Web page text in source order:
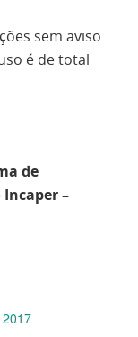
sem aviso
é de total
de
–